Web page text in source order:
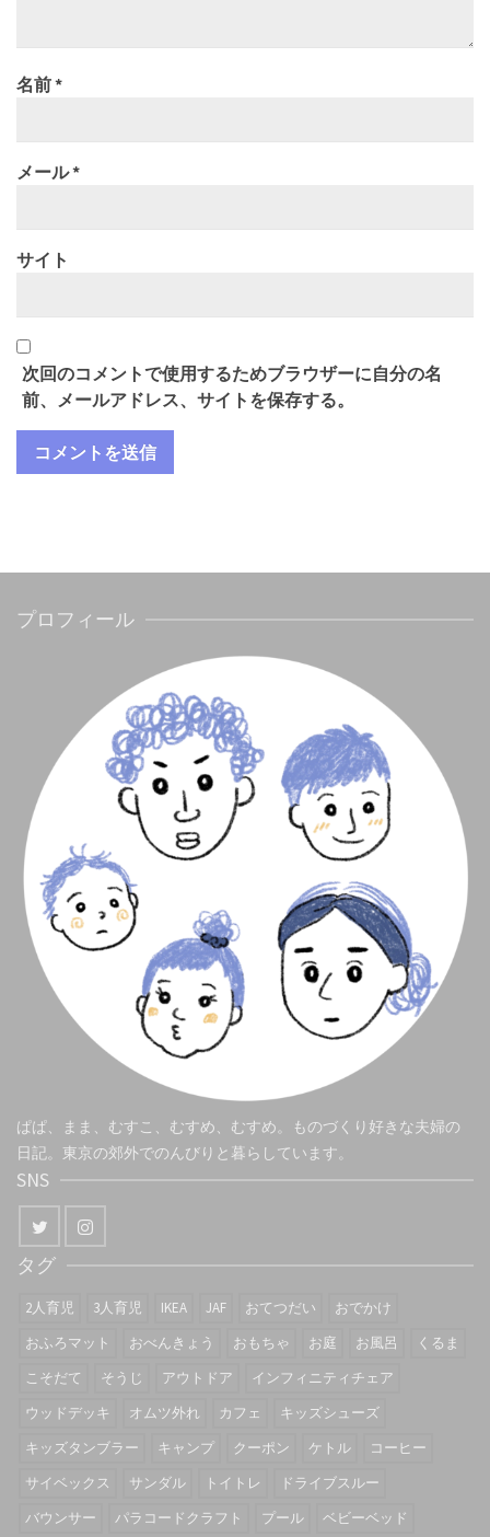
名前*
メール*
サイト
次回のコメントで使用するためブラウザーに自分の名
前、メールアドレス、サイトを保存する。
プロフィール
ぱぱ、まま、むすこ、むすめ、むすめ。ものづくり好きな夫婦の
日記。東京の郊外でのんびりと暮らしています。
SNS
タグ
2人育児 3人育児 IKEA JAF おてつだい
おでかけ
おふろマット
おべんきょう おもちゃ お庭 お風呂
くるま
こそだて
そうじ アウトドア
インフィニティチェア
ウッドデッキ
オムツ外れ カフェ
キッズシューズ
キッズタンブラー
キャンプ クーポン ケトル
コーヒー
サイベックス
サンダル トイトレ
ドライブスルー
バウンサー
パラコードクラフト プール ベビーベッド